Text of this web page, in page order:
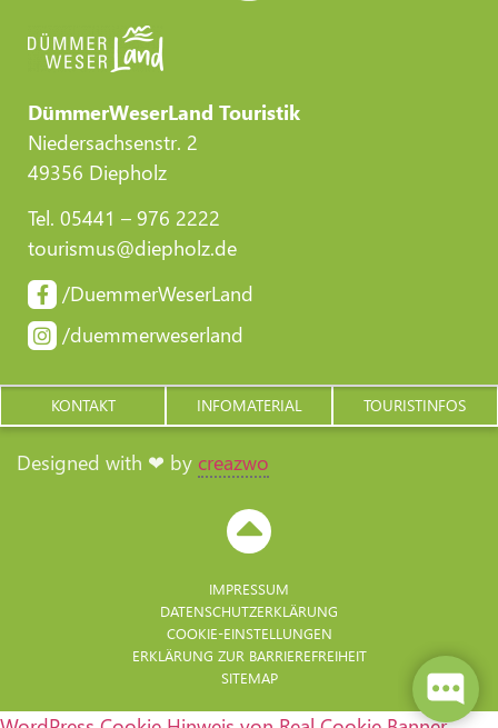
DümmerWeserLand Touristik
Niedersachsenstr. 2
49356 Diepholz
Tel. 05441 – 976 2222
tourismus@diepholz.de
/DuemmerWeserLand
/duemmerweserland
KONTAKT INFOMATERIAL TOURISTINFOS
Designed with ❤ by creazwo
IMPRESSUM
DATENSCHUTZERKLÄRUNG
COOKIE-EINSTELLUNGEN
ERKLÄRUNG ZUR BARRIERE­FREIHEIT
SITEMAP